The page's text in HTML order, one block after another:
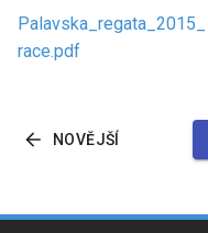
race.pdf
NOVĚJŠÍ